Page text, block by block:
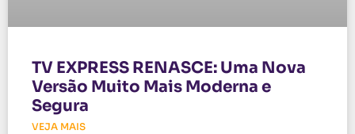
TV EXPRESS RENASCE: Uma Nova
Versão Muito Mais Moderna e
Segura
VEJA MAIS